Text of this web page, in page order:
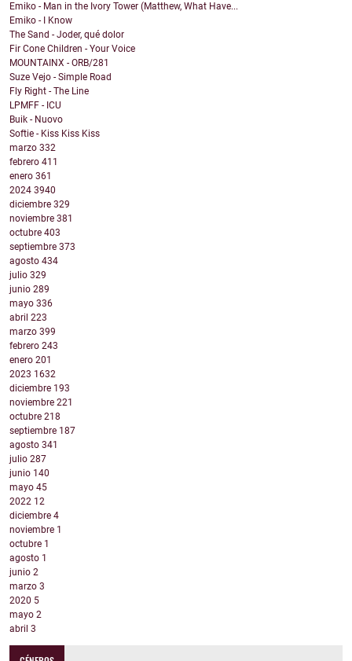
Emiko - Man in the Ivory Tower (Matthew, What Have...
Emiko - I Know
The Sand - Joder, qué dolor
Fir Cone Children - Your Voice
MOUNTAINX - ORB/281
Suze Vejo - Simple Road
Fly Right - The Line
LPMFF - ICU
Buik - Nuovo
Softie - Kiss Kiss Kiss
marzo 332
febrero 411
enero 361
2024 3940
diciembre 329
noviembre 381
octubre 403
septiembre 373
agosto 434
julio 329
junio 289
mayo 336
abril 223
marzo 399
febrero 243
enero 201
2023 1632
diciembre 193
noviembre 221
octubre 218
septiembre 187
agosto 341
julio 287
junio 140
mayo 45
2022 12
diciembre 4
noviembre 1
octubre 1
agosto 1
junio 2
marzo 3
2020 5
mayo 2
abril 3